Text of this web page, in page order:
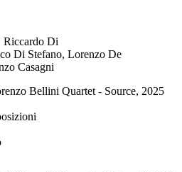
Riccardo Di
Di Stefano, Lorenzo De
Casagni
Bellini Quartet - Source, 2025